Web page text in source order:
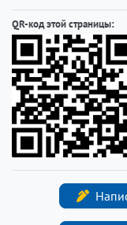
QR-код этой страницы: